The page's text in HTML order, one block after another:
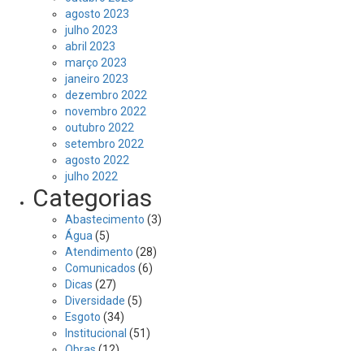
agosto 2023
julho 2023
abril 2023
março 2023
janeiro 2023
dezembro 2022
novembro 2022
outubro 2022
setembro 2022
agosto 2022
julho 2022
Categorias
Abastecimento (3)
Água (5)
Atendimento (28)
Comunicados (6)
Dicas (27)
Diversidade (5)
Esgoto (34)
Institucional (51)